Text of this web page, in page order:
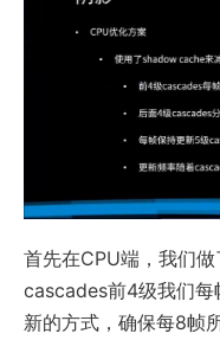
首先在CPU端，我们
cascades前4级我们每
新的方式，确保每8帧